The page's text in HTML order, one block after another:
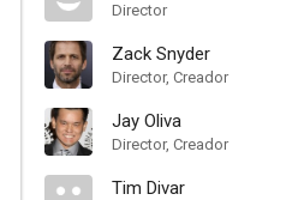
Director
Zack Snyder
Director, Creador
Jay Oliva
Director, Creador
Tim Divar